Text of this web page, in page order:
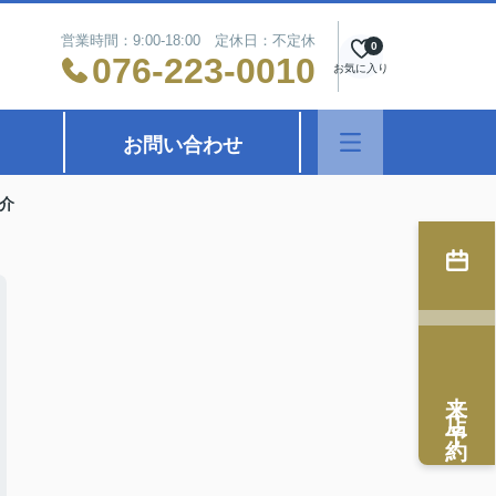
営業時間：9:00-18:00 定休日：不定休
076-223-0010 お気に入り
0
お問い合わせ
来店予約